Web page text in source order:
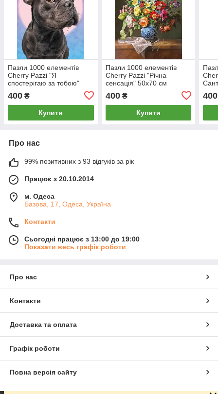
Пазли 1000 елементів
Cherry Pazzi "Я
спостерігаю за тобою"
400 ₴
Купити
Пазли 1000 елементів
Cherry Pazzi "Річна
сенсація" 50х70 см
400₴
Купити
400
Про нас
99% позитивних з 93 відгуків за рік
Працює з 20.10.2014
м. Одеса
Базова, 17, Одеса, Україна
Контакти
Сьогодні працює з 13:00 до 19:00
Показати весь графік роботи
Про нас
Контакти
Доставка та оплата
Графік роботи
Повна версія сайту